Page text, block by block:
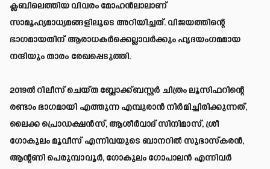
ക്ലബിലെത്തിയ വിവരം മോഹൻലാലാണ്
സാമൂഹ്യമാധ്യമങ്ങളിലൂടെ അറിയിച്ചത്. വിജയത്തിന്റെ
ഭാഗമായതിന് ആരാധകർക്കെല്ലാവർക്കും ഹൃദയംഗമമായ
നന്ദിയും താരം രേഖപ്പെടുത്തി.
2019ല്‍ റിലീസ് ചെയ്ത ബ്ലോക്ക്ബസ്റ്റര്‍ ചിത്രം ലൂസിഫറിന്റെ
രണ്ടാം ഭാഗമായി എത്തുന്ന എമ്പുരാന്‍ നിര്‍മിച്ചിരിക്കുന്നത്,
ലൈക്ക പ്രൊഡക്ഷന്‍സ്, ആശീര്‍വാദ് സിനിമാസ്, ശ്രീ
ഗോകുലം മൂവീസ് എന്നിവയുടെ ബാനറില്‍ സുഭാസ്‌കരന്‍,
ആന്റണി പെരുമ്പാവൂര്‍, ഗോകുലം ഗോപാലന്‍ എന്നിവര്‍